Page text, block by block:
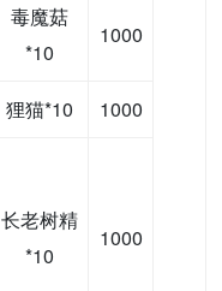
毒魔菇
*10
1000
狸猫*10 1000
长老树精
*10
1000